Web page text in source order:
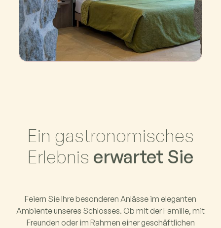
Ein gastronomisches
Erlebnis erwartet Sie
Feiern Sie Ihre besonderen Anlässe im eleganten
Ambiente unseres Schlosses. Ob mit der Familie, mit
Freunden oder im Rahmen einer geschäftlichen